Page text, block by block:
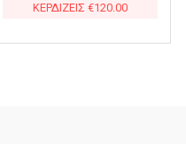
€29.90.
ΚΕΡΔΙΖΕΙΣ €120.00